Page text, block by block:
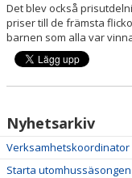
Det blev också
priser till de främsta
barnen som alla var
Nyhetsarkiv
Verksamhetskoordinator
Starta